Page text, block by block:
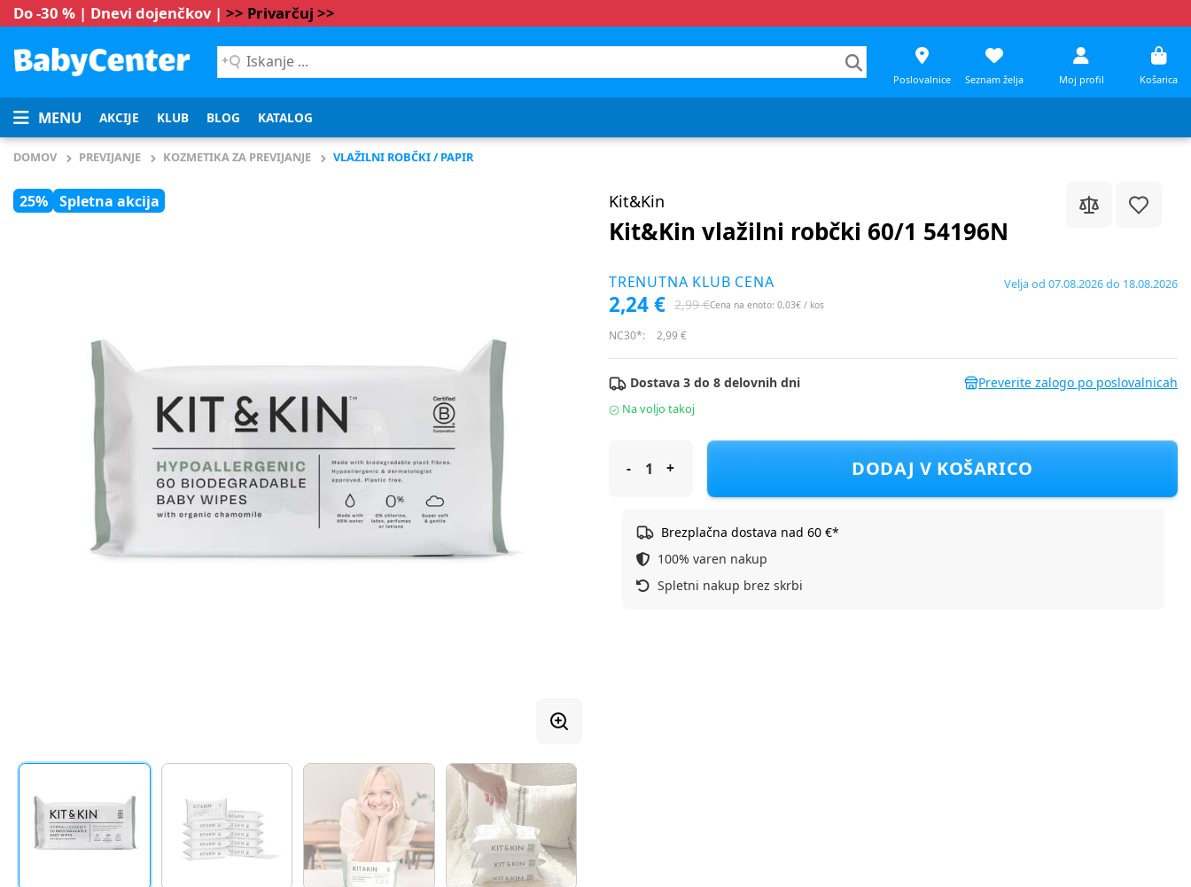
Do -30 % | Dnevi dojenčkov | >> Privarčuj >>
Iskanje
...
Poslovalnice Seznam želja Moj profil Košarica
MENU AKCIJE KLUB BLOG KATALOG
DOMOV PREVIJANJE KOZMETIKA ZA PREVIJANJE VLAŽILNI ROBČKI / PAPIR
25% Spletna akcija Kit&Kin
Kit&Kin vlažilni robčki 60/1 54196N
TRENUTNA KLUB CENA
2,24 € 2,99 €Cena na enoto: 0,03€ / kos
Velja od 07.08.2026 do 18.08.2026
NC30*: 2,99 €
Dostava 3 do 8 delovnih dni Preverite zalogo po poslovalnicah
Na voljo takoj
Kit&Kin vlažilni robčki 60/1 54196N
DODAJ V KOŠARICO
Brezplačna dostava nad 60 €*
100% varen nakup
Spletni nakup brez skrbi